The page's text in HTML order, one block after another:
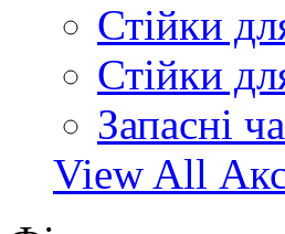
Стійки
Стійки
Запасні
View All